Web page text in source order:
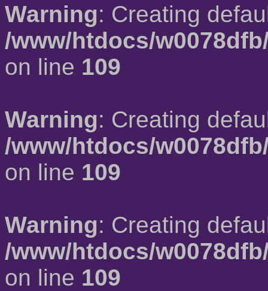
Warning: Creating
/www/htdocs/
on line 109
Warning: Creating
/www/htdocs/
on line 109
Warning: Creating
/www/htdocs/
on line 109